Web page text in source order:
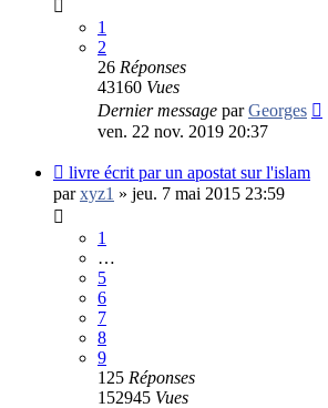
1
2
26 Réponses
43160 Vues
Dernier message parGeorges
ven. 22 nov. 2019 20:37
livre écrit par un apostat sur l'islam
parxyz1 » jeu. 7 mai 2015 23:59
1
…
5
6
7
8
9
125 Réponses
152945 Vues